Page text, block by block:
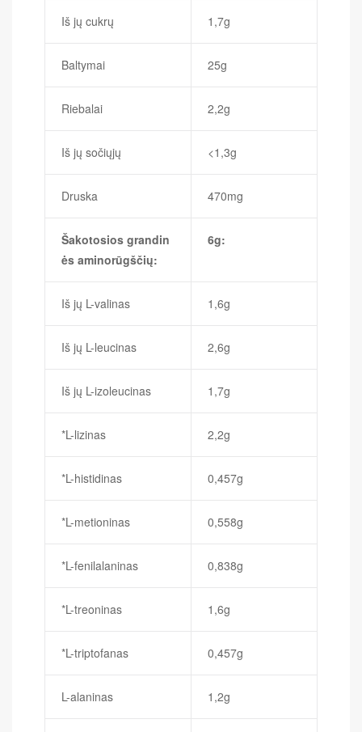
Iš jų cukrų 1,7g
Baltymai 25g
Riebalai 2,2g
Iš jų sočiųjų <1,3g
Druska 470mg
Šakotosios grandin
ės aminorūgščių:
6g:
Iš jų L-valinas 1,6g
Iš jų L-leucinas 2,6g
Iš jų L-izoleucinas 1,7g
*L-lizinas 2,2g
*L-histidinas 0,457g
*L-metioninas 0,558g
*L-fenilalaninas 0,838g
*L-treoninas 1,6g
*L-triptofanas 0,457g
L-alaninas 1,2g